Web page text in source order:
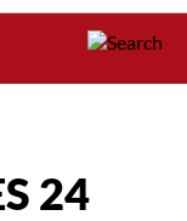
24